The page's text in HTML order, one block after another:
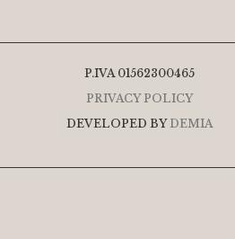
P.IVA 01562300465
PRIVACY POLICY
DEVELOPED BY DEMIA